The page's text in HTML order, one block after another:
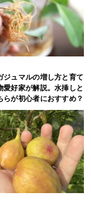
ジュマルの増し方と育て
愛好家が解説。水挿しと
らが初心者におすすめ？